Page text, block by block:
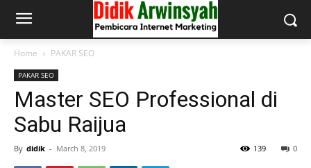
Home PAKAR SEO
PAKAR SEO
Master SEO Professional di
Sabu Raijua
By didik - March 8, 2019 0
139